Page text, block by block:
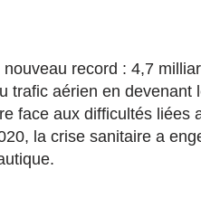
record : 4,7
trafic aérien en devenant
face aux difficultés liées
la crise sanitaire a